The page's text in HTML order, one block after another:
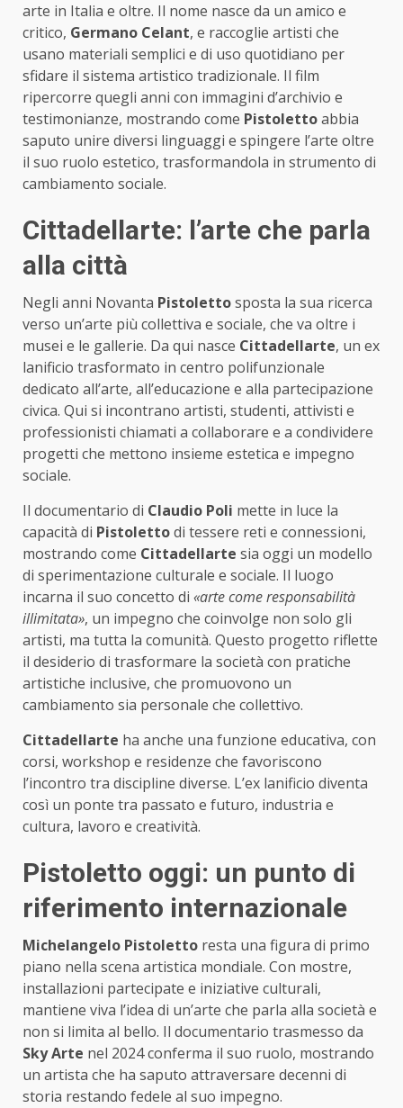
arte in Italia e oltre. Il nome nasce da un amico e
critico, Germano Celant, e raccoglie artisti che
usano materiali semplici e di uso quotidiano per
sfidare il sistema artistico tradizionale. Il film
ripercorre quegli anni con immagini d’archivio e
testimonianze, mostrando come Pistolettoabbia
saputo unire diversi linguaggi e spingere l’arte oltre
il suo ruolo estetico, trasformandola in strumento di
cambiamento sociale.
Cittadellarte: l’arte che parla
alla città
Negli anni Novanta Pistolettosposta la sua ricerca
verso un’arte più collettiva e sociale, che va oltre i
musei e le gallerie. Da qui nasce Cittadellarte, un ex
lanificio trasformato in centro polifunzionale
dedicato all’arte, all’educazione e alla partecipazione
civica. Qui si incontrano artisti, studenti, attivisti e
professionisti chiamati a collaborare e a condividere
progetti che mettono insieme estetica e impegno
sociale.
Il documentario di Claudio Poli mette in luce la
capacità di Pistolettodi tessere reti e connessioni,
mostrando come Cittadellarte sia oggi un modello
di sperimentazione culturale e sociale. Il luogo
incarna il suo concetto di «arte come responsabilità
illimitata», un impegno che coinvolge non solo gli
artisti, ma tutta la comunità. Questo progetto riflette
il desiderio di trasformare la società con pratiche
artistiche inclusive, che promuovono un
cambiamento sia personale che collettivo.
Cittadellarte ha anche una funzione educativa, con
corsi, workshop e residenze che favoriscono
l’incontro tra discipline diverse. L’ex lanificio diventa
così un ponte tra passato e futuro, industria e
cultura, lavoro e creatività.
Pistoletto oggi: un punto di
riferimento internazionale
Michelangelo Pistoletto resta una figura di primo
piano nella scena artistica mondiale. Con mostre,
installazioni partecipate e iniziative culturali,
mantiene viva l’idea di un’arte che parla alla società e
non si limita al bello. Il documentario trasmesso da
Sky Arte nel 2024 conferma il suo ruolo, mostrando
un artista che ha saputo attraversare decenni di
storia restando fedele al suo impegno.